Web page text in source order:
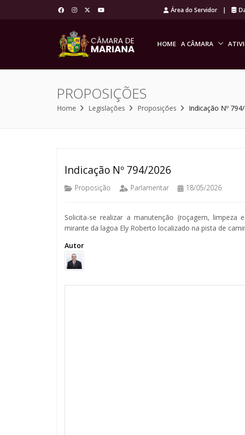
Área do Servidor |
HOME A CÂMARA
PROPOSIÇÕES
Home Legislações Proposições Indicação Nº
Indicação Nº 794/2026
Proposição Parlamentar 18/05/2026
Solicita-se realizar a manutenção (roçagem,
mirante da lagoa Ely Roberto localizado na pista de
Autor